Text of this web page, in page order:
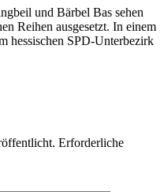
und Bärbel Bas sehen
Reihen ausgesetzt. In einem
hessischen SPD-Unterbezirk
Erforderliche